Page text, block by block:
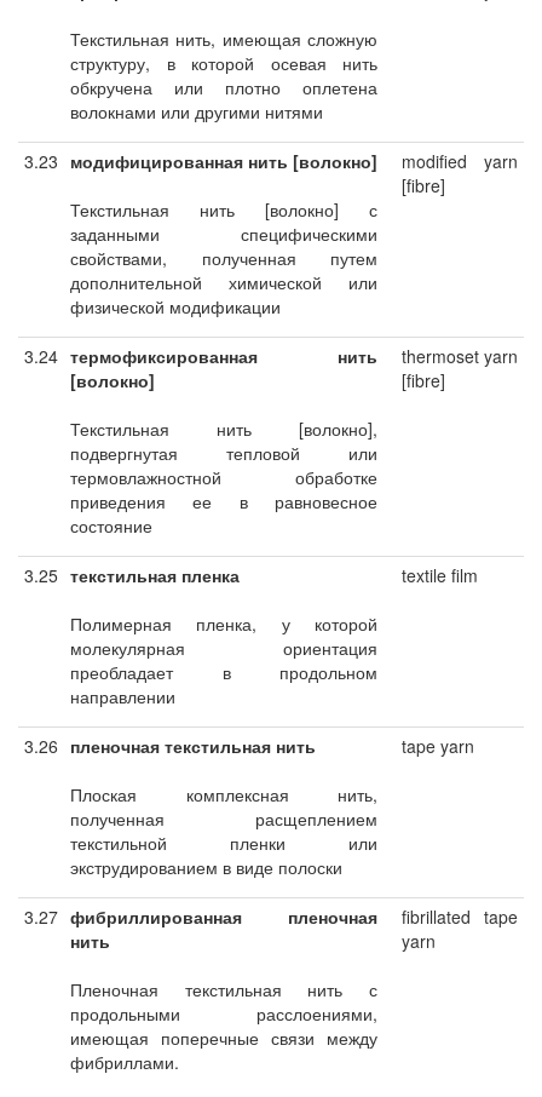
Текстильная нить, имеющая сложную
структуру, в которой осевая нить
обкручена или плотно оплетена
волокнами или другими нитями
3.23 модифицированная нить [волокно]
Текстильная нить [волокно] с
заданными специфическими
свойствами, полученная путем
дополнительной химической или
физической модификации
modified yarn
[fibre]
3.24 термофиксированная нить
[волокно]
Текстильная нить [волокно],
подвергнутая тепловой или
термовлажностной обработке
приведения ее в равновесное
состояние
thermoset yarn
[fibre]
3.25 текстильная пленка
Полимерная пленка, у которой
молекулярная ориентация
преобладает в продольном
направлении
textile film
3.26 пленочная текстильная нить
Плоская комплексная нить,
полученная расщеплением
текстильной пленки или
экструдированием в виде полоски
tape yarn
3.27 фибриллированная пленочная
нить
Пленочная текстильная нить с
продольными расслоениями,
имеющая поперечные связи между
фибриллами.
fibrillated tape
yarn